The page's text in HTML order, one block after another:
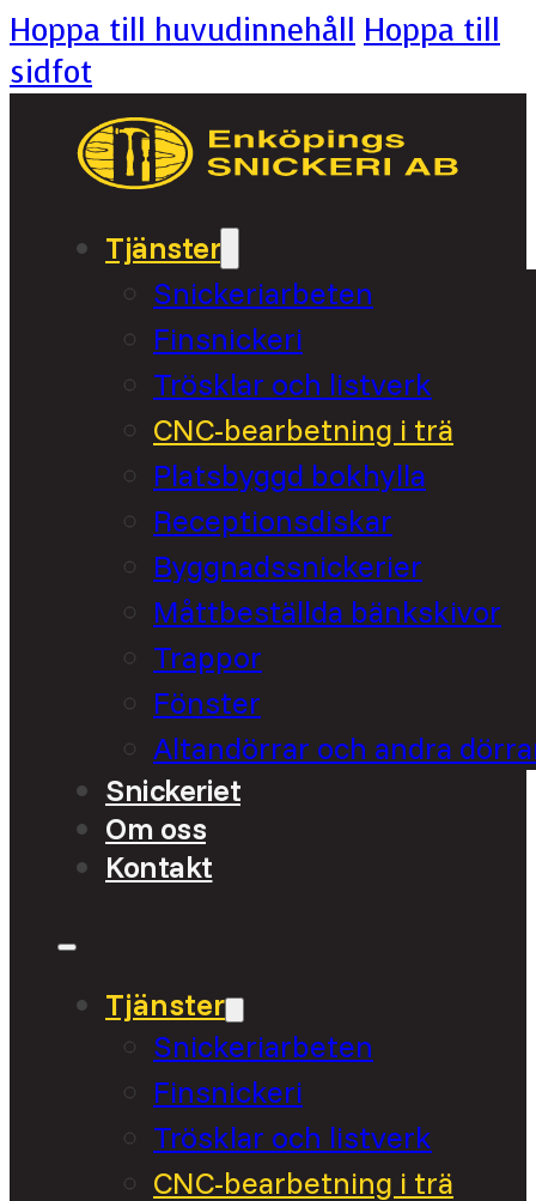
Hoppa till huvudinnehåll Hoppa till
sidfot
Tjänster
Snickeriarbeten
Finsnickeri
Trösklar och listverk
CNC-bearbetning i trä
Platsbyggd bokhylla
Receptionsdiskar
Byggnadssnickerier
Måttbeställda bänkskivor
Trappor
Fönster
Altandörrar och andra
Snickeriet
Om oss
Kontakt
Tjänster
Snickeriarbeten
Finsnickeri
Trösklar och listverk
CNC-bearbetning i trä